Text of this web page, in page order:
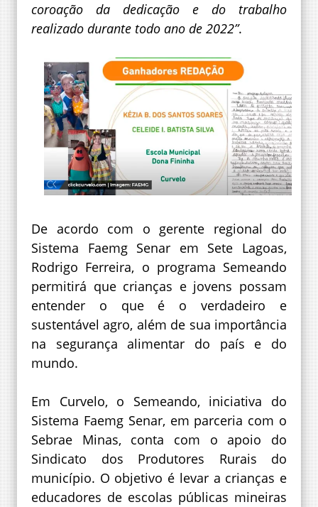
coroação da dedicação e do trabalho
realizado durante todo ano de 2022”.
De acordo com o gerente regional do
Sistema Faemg Senar em Sete Lagoas,
Rodrigo Ferreira, o programa Semeando
permitirá que crianças e jovens possam
entender o que é o verdadeiro e
sustentável agro, além de sua importância
na segurança alimentar do país e do
mundo.
Em Curvelo, o Semeando, iniciativa do
Sistema Faemg Senar, em parceria com o
Sebrae Minas, conta com o apoio do
Sindicato dos Produtores Rurais do
município. O objetivo é levar a crianças e
educadores de escolas públicas mineiras